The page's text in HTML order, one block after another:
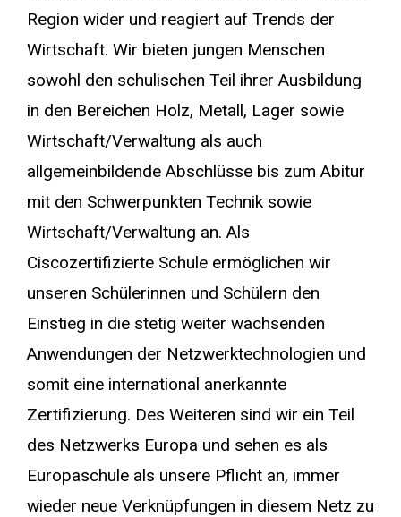
Region wider und reagiert auf Trends der
Wirtschaft. Wir bieten jungen Menschen
sowohl den schulischen Teil ihrer Ausbildung
in den Bereichen Holz, Metall, Lager sowie
Wirtschaft/Verwaltung als auch
allgemeinbildende Abschlüsse bis zum Abitur
mit den Schwerpunkten Technik sowie
Wirtschaft/Verwaltung an. Als
Ciscozertifizierte Schule ermöglichen wir
unseren Schülerinnen und Schülern den
Einstieg in die stetig weiter wachsenden
Anwendungen der Netzwerktechnologien und
somit eine international anerkannte
Zertifizierung. Des Weiteren sind wir ein Teil
des Netzwerks Europa und sehen es als
Europaschule als unsere Pflicht an, immer
wieder neue Verknüpfungen in diesem Netz zu